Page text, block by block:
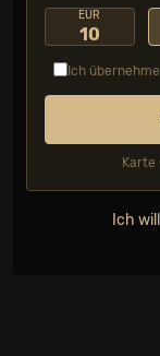
EUR
10
Ich
Karte
Ich